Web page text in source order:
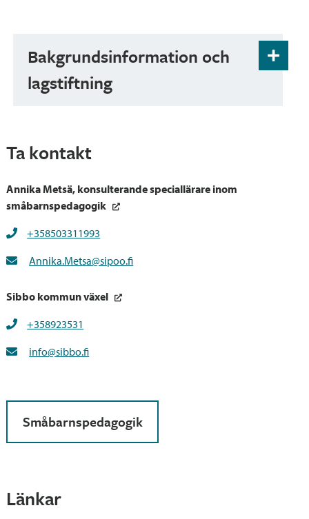
Bakgrundsinformation och
lagstiftning
Ta kontakt
Annika Metsä, konsulterande speciallärare inom
småbarnspedagogik
+358503311993
Annika.Metsa@sipoo.fi
Sibbo kommun växel
+358923531
info@sibbo.fi
Småbarnspedagogik
Länkar